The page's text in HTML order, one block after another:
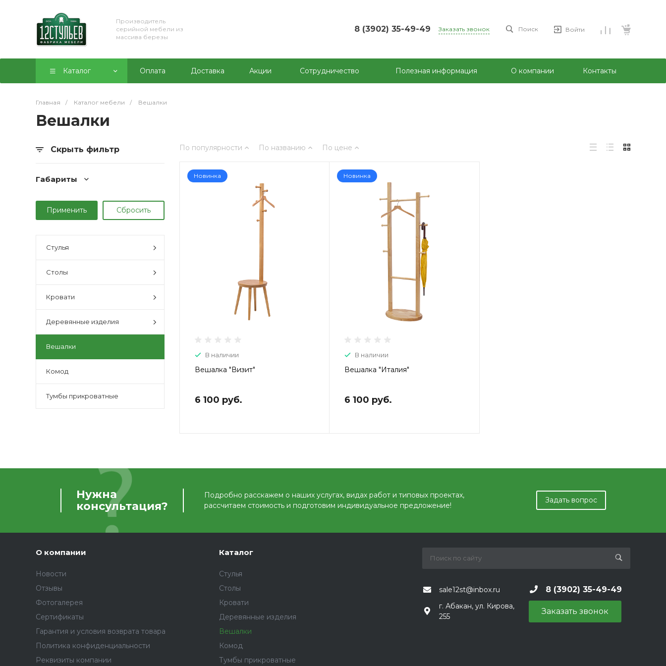
Производитель
серийной мебели из
массива березы
8 (3902) 35-49-49 Заказать звонок Поиск Войти
Каталог Оплата Доставка Акции Сотрудничество Полезная информация О компании Контакты
Главная / Каталог мебели / Вешалки
Вешалки
Скрыть фильтр
Габариты
Стулья
Столы
Кровати
Деревянные изделия
Вешалки
Комод
Тумбы прикроватные
По популярности По названию По цене
Новинка
В наличии
Вешалка "Визит"
6 100 руб.
Новинка
В наличии
Вешалка "Италия"
6 100 руб.
Нужна
консультация?
Подробно расскажем о наших услугах, видах работ и типовых проектах,
рассчитаем стоимость и подготовим индивидуальное предложение!
Задать вопрос
О компании
Новости
Отзывы
Фотогалерея
Сертификаты
Гарантия и условия возврата товара
Политика конфиденциальности
Реквизиты компании
Каталог
Стулья
Столы
Кровати
Деревянные изделия
Вешалки
Комод
Тумбы прикроватные
sale12st@inbox.ru 8 (3902) 35-49-49
г. Абакан, ул. Кирова,
255
Заказать звонок